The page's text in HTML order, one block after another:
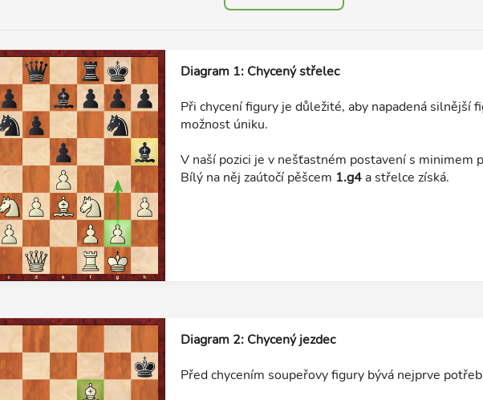
Diagram 1: Chycený střelec
Při chycení figury je důležité, aby napadená silnější
možnost úniku.
V naší pozici je v nešťastném postavení s minimem
Bílý na něj zaútočí pěšcem 1.g4a střelce získá.
Diagram 2: Chycený jezdec
Před chycením soupeřovy figury bývá nejprve